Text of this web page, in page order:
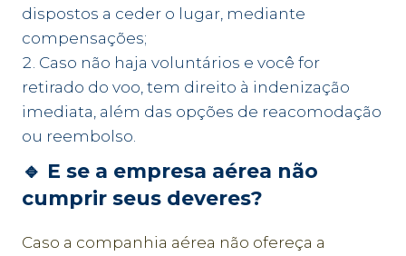
dispostos a ceder o lugar, mediante
compensações;
Caso não haja voluntários e você for
retirado do voo, tem direito à indenização
imediata, além das opções de reacomodação
ou reembolso.
🔹 E se a empresa aérea não
cumprir seus deveres?
Caso a companhia aérea não ofereça a